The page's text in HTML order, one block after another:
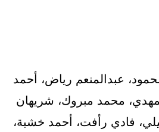
عبدالمنعم رياض، أحمد
محمد مبروك، شريهان
فادي رأفت، أحمد خشبة،